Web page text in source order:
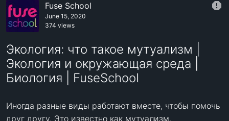
Fuse School
June 15, 2020
374 views
Экология: что такое мутуализм |
Экология и окружающая среда |
Биология | FuseSchool
Иногда разные виды работают вместе, чтобы помочь
друг другу. Это известно как мутуализм.